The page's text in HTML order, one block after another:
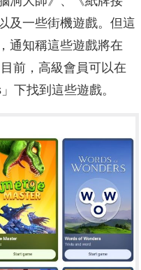
及一些街機遊戲。但這
通知稱這些遊戲將在
前，高級會員可以在
下找到這些遊戲。